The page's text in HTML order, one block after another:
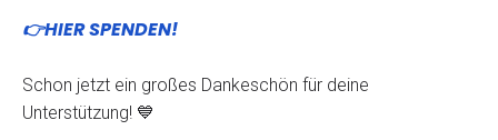
👉HIER SPENDEN!
Schon jetzt ein großes Dankeschön für deine
Unterstützung! 💙